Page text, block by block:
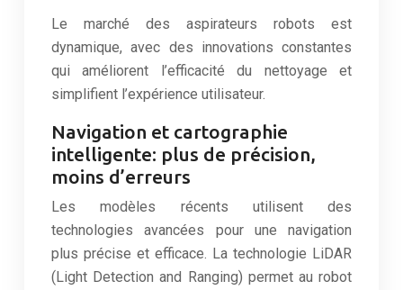
Le marché des aspirateurs robots est
dynamique, avec des innovations constantes
qui améliorent l’efficacité du nettoyage et
simplifient l’expérience utilisateur.
Navigation et cartographie
intelligente: plus de précision,
moins d’erreurs
Les modèles récents utilisent des
technologies avancées pour une navigation
plus précise et efficace. La technologie LiDAR
(Light Detection and Ranging) permet au robot